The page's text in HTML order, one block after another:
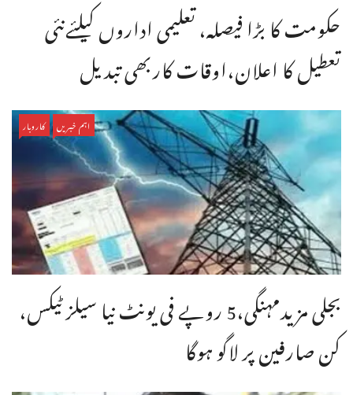
حکومت کا بڑا فیصلہ، تعلیمی اداروں کیلئےنئی
تعطیل کا اعلان،اوقات کاربھی تبدیل
اہم خبریں کاروبار
بجلی مزیدمہنگی،5 روپے فی یونٹ نیا سیلز ٹیکس،
کن صارفین پر لاگو ہوگا